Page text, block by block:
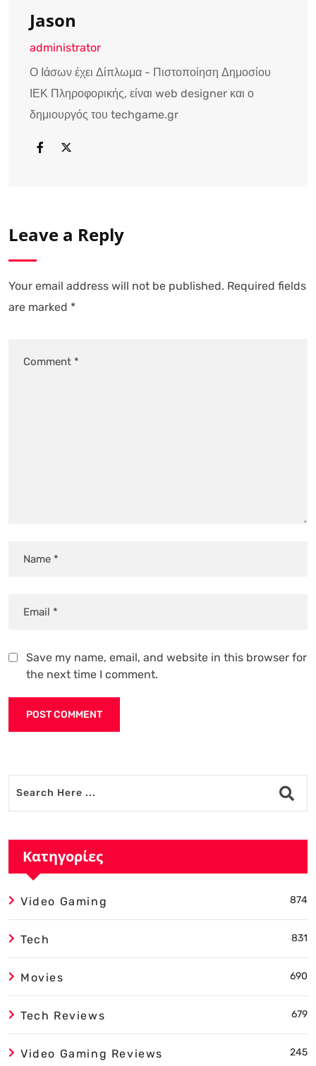
Jason
administrator
Ο Ιάσων έχει Δίπλωμα - Πιστοποίηση Δημοσίου
ΙΕΚ Πληροφορικής, είναι web designer και ο
δημιουργός του techgame.gr
Leave a Reply
Your email address will not be published. Required fields
are marked *
Save my name, email, and website in this browser for
the next time I comment.
Κατηγορίες
Video Gaming 874
Tech 831
Movies 690
Tech Reviews 679
Video Gaming Reviews 245